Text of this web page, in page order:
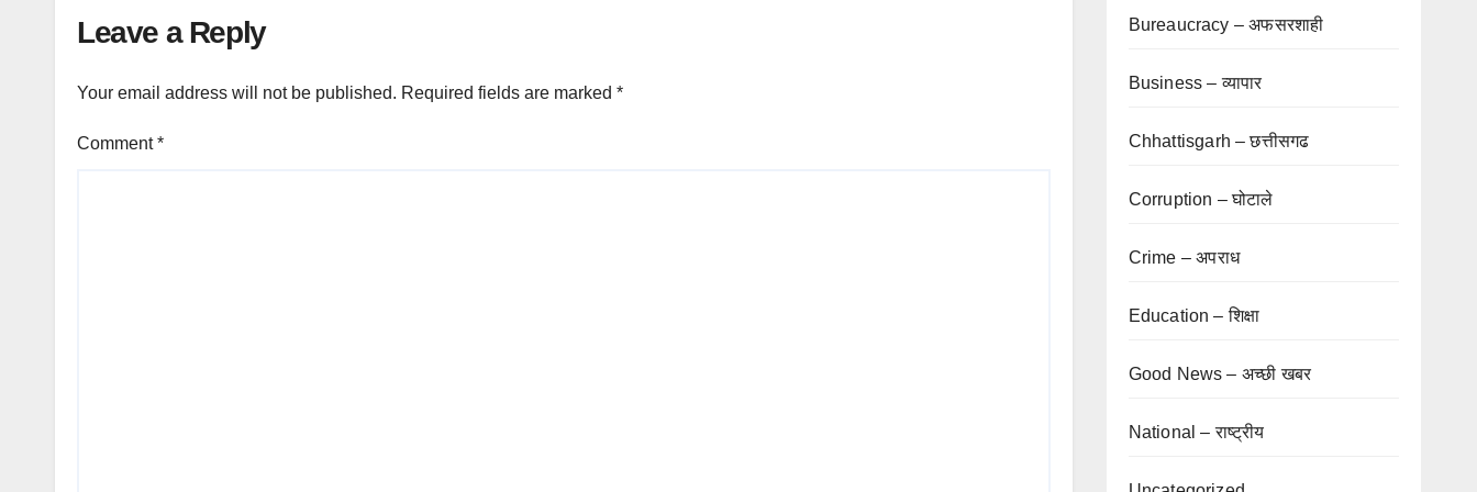
Leave a Reply
Your email address will not be published. Required fields are marked *
Comment*
Bureaucracy – अफसरशाही
Business – व्यापार
Chhattisgarh – छत्तीसगढ
Corruption – घोटाले
Crime – अपराध
Education – शिक्षा
Good News – अच्छी खबर
National – राष्ट्रीय